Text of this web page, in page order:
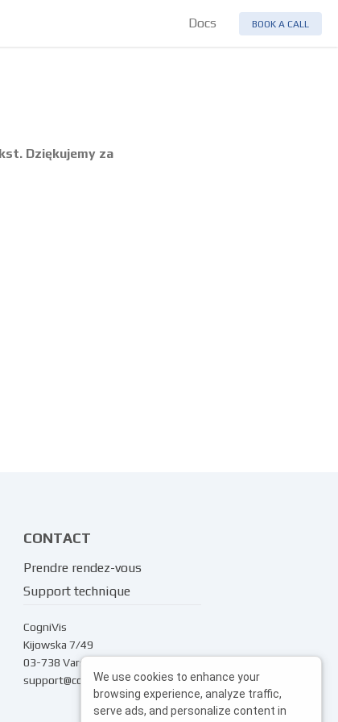
Docs BOOK A CALL
Dziękujemy za
CONTACT
Prendre rendez-vous
Support technique
CogniVis
Kijowska 7/49
03-738 Varsovie
support@cognivis.aiWe use cookies to enhance your
browsing experience, analyze traffic,
serve ads, and personalize content in